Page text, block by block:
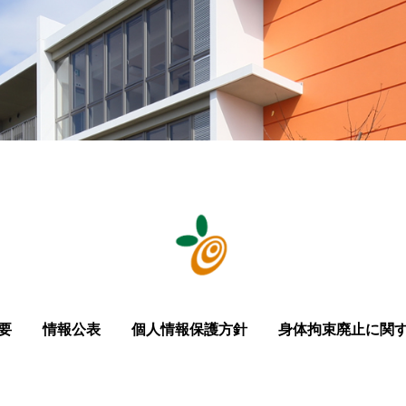
情報公表 個人情報保護方針 身体拘束廃止に関